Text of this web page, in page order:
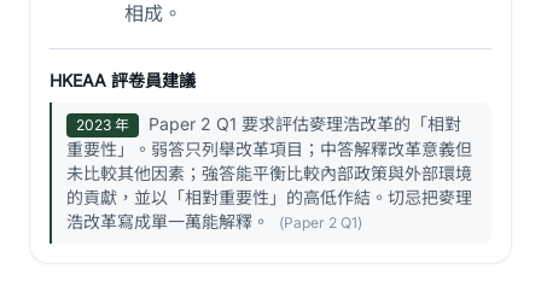
相成。
HKEAA 評卷員建議
2023 年
Paper 2 Q1 要求評估麥理浩改革的「相對
重要性」。弱答只列舉改革項目；中答解釋改革意義但
未比較其他因素；強答能平衡比較內部政策與外部環境
的貢獻，並以「相對重要性」的高低作結。切忌把麥理
浩改革寫成單一萬能解釋。
(Paper 2 Q1)